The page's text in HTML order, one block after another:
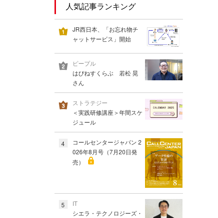
人気記事ランキング
JR西日本、「お忘れ物チ
ャットサービス」開始
ピープル
はぴねすくらぶ 若松 晃
さん
ストラテジー
＜実践研修講座＞年間スケ
ジュール
4
コールセンタージャパン 2
026年8月号（7月20日発
売）
5
IT
シエラ・テクノロジーズ・